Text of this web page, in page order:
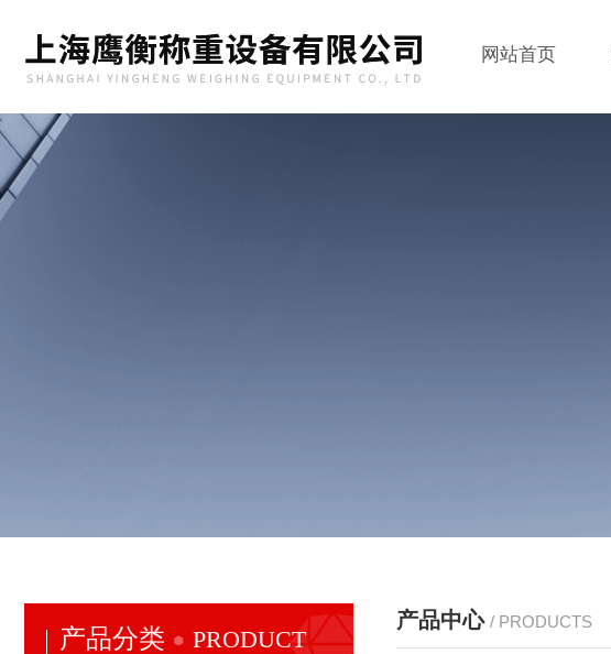
网站首页
产品分类 PRODUCT
产品中心 / PRODUCTS